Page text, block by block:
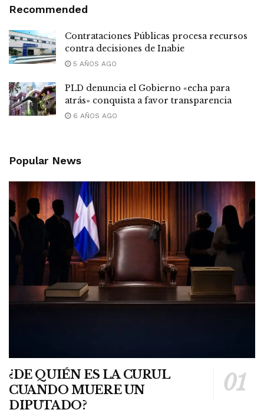
Recommended
Contrataciones Públicas procesa recursos
contra decisiones de Inabie
5 AÑOS AGO
PLD denuncia el Gobierno «echa para
atrás» conquista a favor transparencia
6 AÑOS AGO
Popular News
¿DE QUIÉN ES LA CURUL
CUANDO MUERE UN
DIPUTADO?